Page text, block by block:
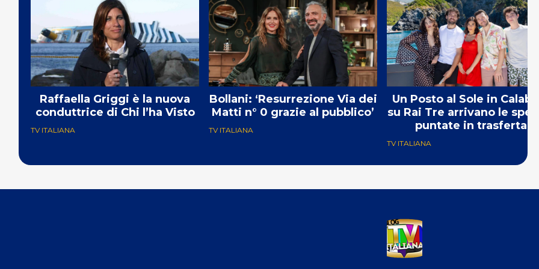
Raffaella Griggi è la nuova
conduttrice di Chi l’ha Visto
TV ITALIANA
Bollani: ‘Resurrezione Via dei
Matti n° 0 grazie al pubblico’
TV ITALIANA
Un Posto al Sole in
su Rai Tre arrivano le
puntate in trasferta
TV ITALIANA